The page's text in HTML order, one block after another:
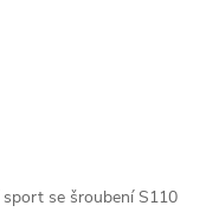
se šroubení S110